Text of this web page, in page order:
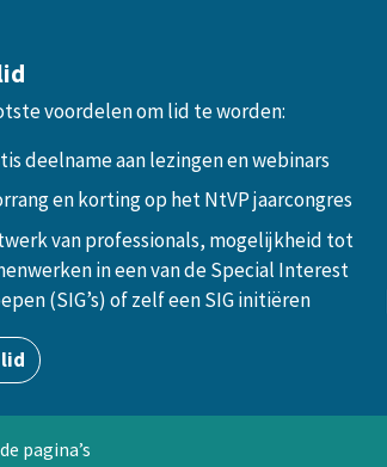
pagina’s
voordelen om lid te worden:
deelname aan lezingen en webinars
en korting op het NtVP jaarcongres
van professionals, mogelijkheid tot
in een van de Special Interest
(SIG’s) of zelf een SIG initiëren